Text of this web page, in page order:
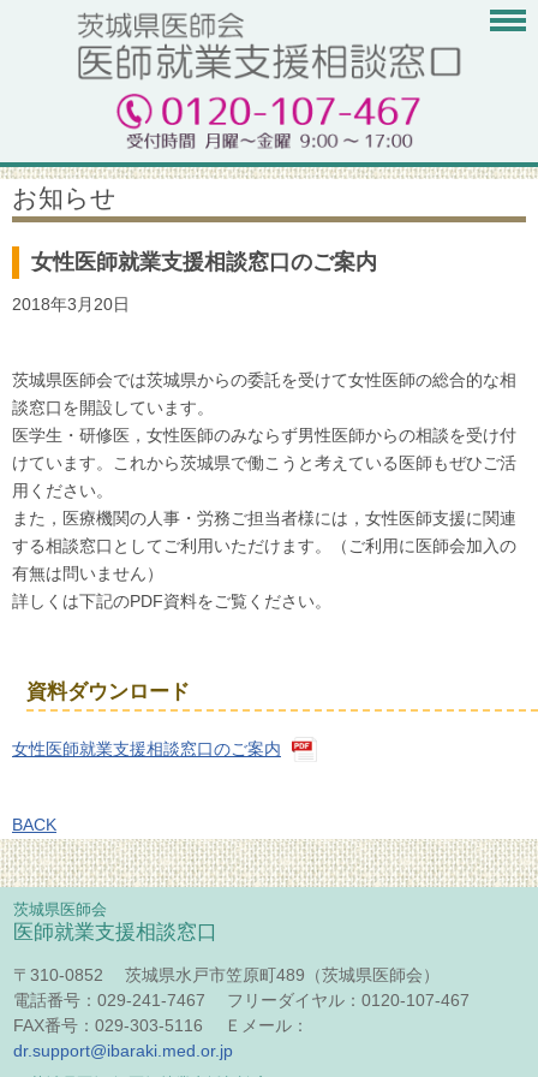
お知らせ
女性医師就業支援相談窓口のご案内
2018年3月20日
茨城県医師会では茨城県からの委託を受けて女性医師の総合的な相
談窓口を開設しています。
医学生・研修医，女性医師のみならず男性医師からの相談を受け付
けています。これから茨城県で働こうと考えている医師もぜひご活
用ください。
また，医療機関の人事・労務ご担当者様には，女性医師支援に関連
する相談窓口としてご利用いただけます。（ご利用に医師会加入の
有無は問いません）
詳しくは下記のPDF資料をご覧ください。
資料ダウンロード
女性医師就業支援相談窓口のご案内
BACK
茨城県医師会
医師就業支援相談窓口
〒310-0852 茨城県水戸市笠原町489（茨城県医師会）
電話番号：029-241-7467 フリーダイヤル：0120-107-467
FAX番号：029-303-5116 Ｅメール：
dr.support@ibaraki.med.or.jp